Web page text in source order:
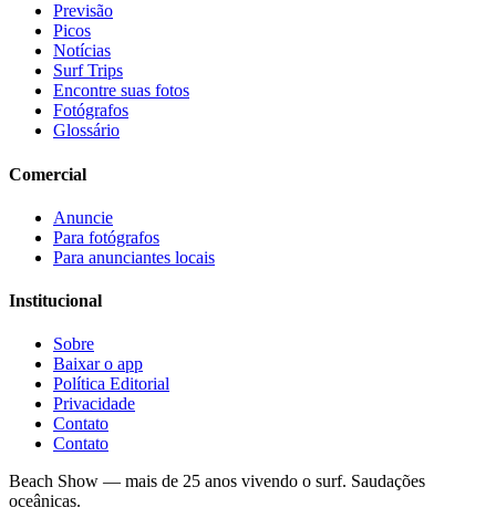
Previsão
Picos
Notícias
Surf Trips
Encontre suas fotos
Fotógrafos
Glossário
Comercial
Anuncie
Para fotógrafos
Para anunciantes locais
Institucional
Sobre
Baixar o app
Política Editorial
Privacidade
Contato
Contato
Beach Show — mais de 25 anos vivendo o surf. Saudações
oceânicas.